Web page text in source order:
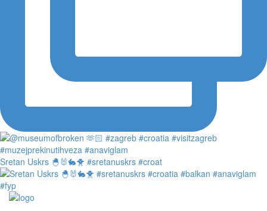
Sretan Uskrs 🐣🐰🐇🐥 #sretanuskrs #croat